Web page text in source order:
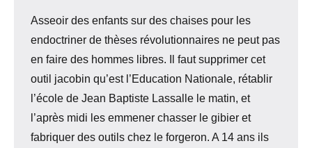
Asseoir des enfants sur des chaises pour les
endoctriner de thèses révolutionnaires ne peut pas
en faire des hommes libres. Il faut supprimer cet
outil jacobin qu’est l’Education Nationale, rétablir
l’école de Jean Baptiste Lassalle le matin, et
l’après midi les emmener chasser le gibier et
fabriquer des outils chez le forgeron. A 14 ans ils